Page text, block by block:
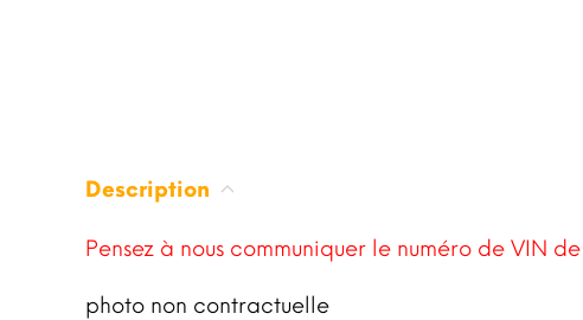
Description
Pensez à nous communiquer le numéro de VIN
photo non contractuelle